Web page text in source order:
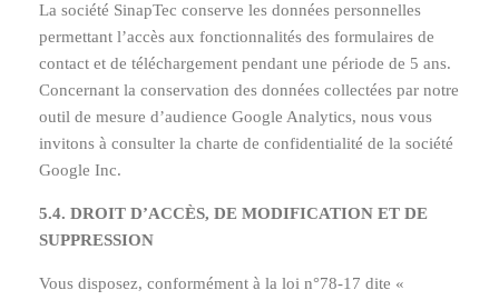
La société SinapTec conserve les données personnelles
permettant l’accès aux fonctionnalités des formulaires de
contact et de téléchargement pendant une période de 5 ans.
Concernant la conservation des données collectées par notre
outil de mesure d’audience Google Analytics, nous vous
invitons à consulter la charte de confidentialité de la société
Google Inc.
5.4. DROIT D’ACCÈS, DE MODIFICATION ET DE
SUPPRESSION
Vous disposez, conformément à la loi n°78-17 dite «